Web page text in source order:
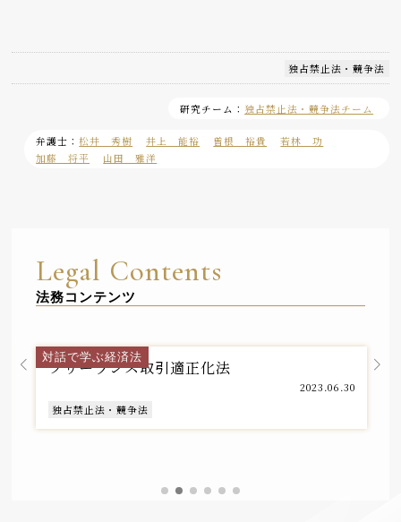
独占禁止法・競争法
研究チーム： 独占禁止法・競争法チーム
弁護士：松井 秀樹 井上 能裕 曽根 裕貴
若林 功
加藤 将平
山田 雅洋
Legal Contents
法務コンテンツ
対話で学ぶ経済法
フリーランス取引適正化法
2023.06.30
独占禁止法・競争法